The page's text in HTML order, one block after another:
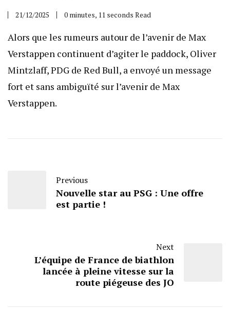
21/12/2025 0 minutes, 11 seconds Read
Alors que les rumeurs autour de l’avenir de Max
Verstappen continuent d’agiter le paddock, Oliver
Mintzlaff, PDG de Red Bull, a envoyé un message
fort et sans ambiguïté sur l’avenir de Max
Verstappen.
Previous
Nouvelle star au PSG : Une offre
est partie !
Next
L’équipe de France de biathlon
lancée à pleine vitesse sur la
route piégeuse des JO